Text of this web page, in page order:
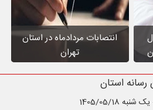
انتصابات مردادماه در استان
تهران
استان تهران
یک شنبه 1405/05/18